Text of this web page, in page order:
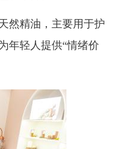
然精油，主要用于护
年轻人提供“情绪价